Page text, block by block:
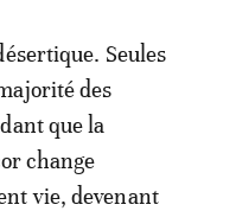
Seules
des
que la
change
vie, devenant